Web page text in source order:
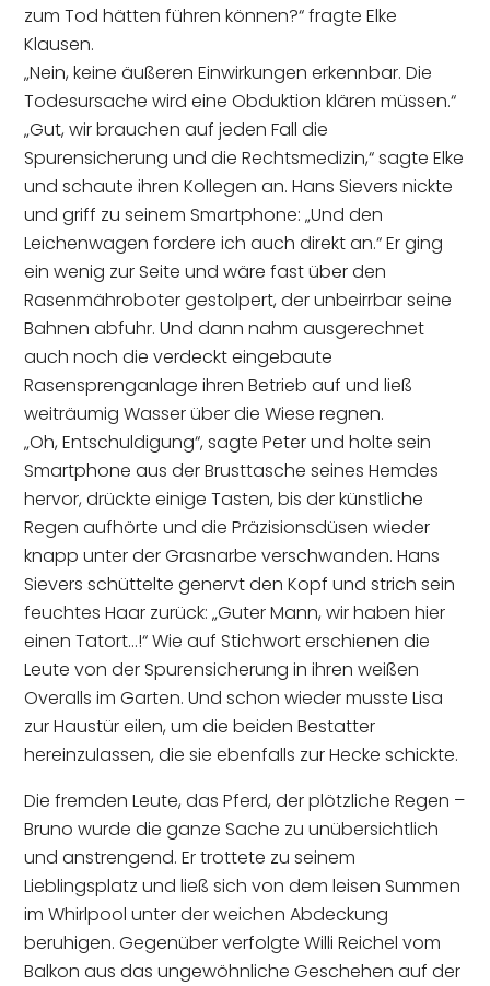
zum Tod hätten führen können?“ fragte Elke
Klausen.
„Nein, keine äußeren Einwirkungen erkennbar. Die
Todesursache wird eine Obduktion klären müssen.“
„Gut, wir brauchen auf jeden Fall die
Spurensicherung und die Rechtsmedizin,“ sagte Elke
und schaute ihren Kollegen an. Hans Sievers nickte
und griff zu seinem Smartphone: „Und den
Leichenwagen fordere ich auch direkt an.“ Er ging
ein wenig zur Seite und wäre fast über den
Rasenmähroboter gestolpert, der unbeirrbar seine
Bahnen abfuhr. Und dann nahm ausgerechnet
auch noch die verdeckt eingebaute
Rasensprenganlage ihren Betrieb auf und ließ
weiträumig Wasser über die Wiese regnen.
„Oh, Entschuldigung“, sagte Peter und holte sein
Smartphone aus der Brusttasche seines Hemdes
hervor, drückte einige Tasten, bis der künstliche
Regen aufhörte und die Präzisionsdüsen wieder
knapp unter der Grasnarbe verschwanden. Hans
Sievers schüttelte genervt den Kopf und strich sein
feuchtes Haar zurück: „Guter Mann, wir haben hier
einen Tatort…!“ Wie auf Stichwort erschienen die
Leute von der Spurensicherung in ihren weißen
Overalls im Garten. Und schon wieder musste Lisa
zur Haustür eilen, um die beiden Bestatter
hereinzulassen, die sie ebenfalls zur Hecke schickte.
Die fremden Leute, das Pferd, der plötzliche Regen –
Bruno wurde die ganze Sache zu unübersichtlich
und anstrengend. Er trottete zu seinem
Lieblingsplatz und ließ sich von dem leisen Summen
im Whirlpool unter der weichen Abdeckung
beruhigen. Gegenüber verfolgte Willi Reichel vom
Balkon aus das ungewöhnliche Geschehen auf der